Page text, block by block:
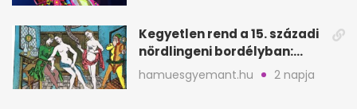
Kegyetlen rend a 15. századi
nördlingeni bordélyban:
verés, éheztetés
hamuesgyemant.hu 2 napja